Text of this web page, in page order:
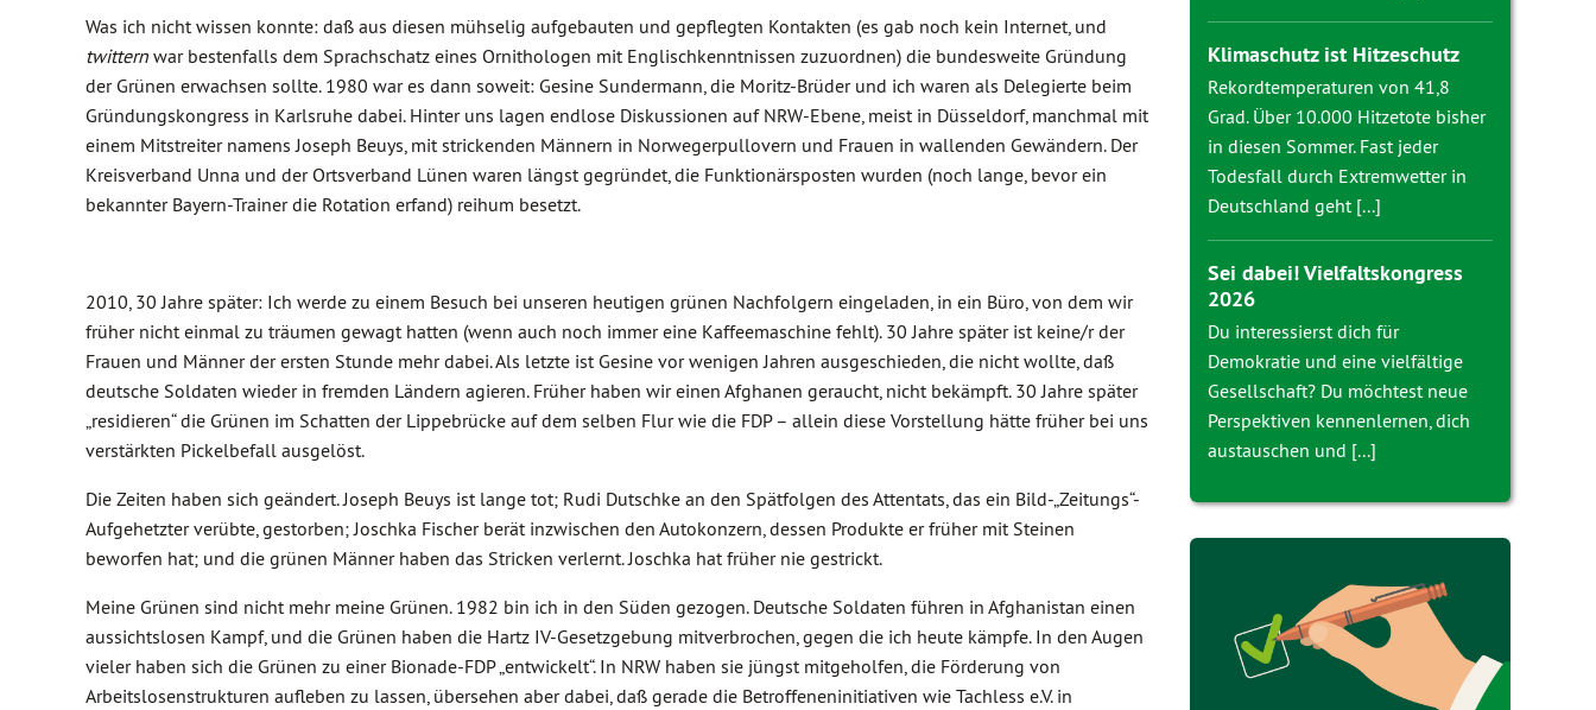
Was ich nicht wissen konnte: daß aus diesen mühselig aufgebauten und gepflegten Kontakten (es gab noch kein Internet, und
twittern war bestenfalls dem Sprachschatz eines Ornithologen mit Englischkenntnissen zuzuordnen) die bundesweite Gründung
der Grünen erwachsen sollte. 1980 war es dann soweit: Gesine Sundermann, die Moritz-Brüder und ich waren als Delegierte beim
Gründungskongress in Karlsruhe dabei. Hinter uns lagen endlose Diskussionen auf NRW-Ebene, meist in Düsseldorf, manchmal mit
einem Mitstreiter namens Joseph Beuys, mit strickenden Männern in Norwegerpullovern und Frauen in wallenden Gewändern. Der
Kreisverband Unna und der Ortsverband Lünen waren längst gegründet, die Funktionärsposten wurden (noch lange, bevor ein
bekannter Bayern-Trainer die Rotation erfand) reihum besetzt.
2010, 30 Jahre später: Ich werde zu einem Besuch bei unseren heutigen grünen Nachfolgern eingeladen, in ein Büro, von dem wir
früher nicht einmal zu träumen gewagt hatten (wenn auch noch immer eine Kaffeemaschine fehlt). 30 Jahre später ist keine/r der
Frauen und Männer der ersten Stunde mehr dabei. Als letzte ist Gesine vor wenigen Jahren ausgeschieden, die nicht wollte, daß
deutsche Soldaten wieder in fremden Ländern agieren. Früher haben wir einen Afghanen geraucht, nicht bekämpft. 30 Jahre später
„residieren“ die Grünen im Schatten der Lippebrücke auf dem selben Flur wie die FDP – allein diese Vorstellung hätte früher bei uns
verstärkten Pickelbefall ausgelöst.
Die Zeiten haben sich geändert. Joseph Beuys ist lange tot; Rudi Dutschke an den Spätfolgen des Attentats, das ein Bild-„Zeitungs“-
Aufgehetzter verübte, gestorben; Joschka Fischer berät inzwischen den Autokonzern, dessen Produkte er früher mit Steinen
beworfen hat; und die grünen Männer haben das Stricken verlernt. Joschka hat früher nie gestrickt.
Meine Grünen sind nicht mehr meine Grünen. 1982 bin ich in den Süden gezogen. Deutsche Soldaten führen in Afghanistan einen
aussichtslosen Kampf, und die Grünen haben die Hartz IV-Gesetzgebung mitverbrochen, gegen die ich heute kämpfe. In den Augen
vieler haben sich die Grünen zu einer Bionade-FDP „entwickelt“. In NRW haben sie jüngst mitgeholfen, die Förderung von
Arbeitslosenstrukturen aufleben zu lassen, übersehen aber dabei, daß gerade die Betroffeneninitiativen wie Tachless e.V. in
Klimaschutz ist Hitzeschutz
Rekordtemperaturen von 41,8
Grad. Über 10.000 Hitzetote bisher
in diesen Sommer. Fast jeder
Todesfall durch Extremwetter in
Deutschland geht [...]
Sei dabei! Vielfaltskongress
2026
Du interessierst dich für
Demokratie und eine vielfältige
Gesellschaft? Du möchtest neue
Perspektiven kennenlernen, dich
austauschen und [...]